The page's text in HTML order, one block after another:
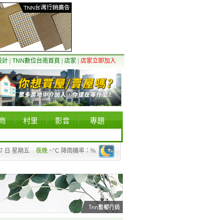
計 TNN數位台南首頁 店家 店家立即加入
村里 影音 專題
日 星期五 夜晚 ~°C 降雨機率：%